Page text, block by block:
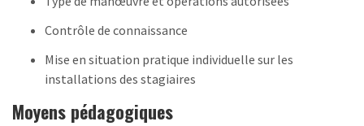
Contrôle de connaissance
Mise en situation pratique individuelle sur les
installations des stagiaires
Moyens pédagogiques